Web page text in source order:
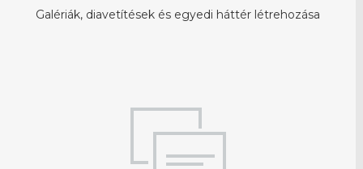
Galériák, diavetítések és egyedi háttér létrehozása